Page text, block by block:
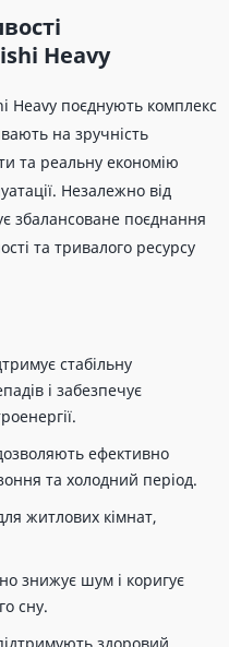
Heavy
Heavy поєднують комплекс
на зручність
та реальну економію
Незалежно від
збалансоване поєднання
та тривалого ресурсу
стабільну
і забезпечує
ефективно
та холодний період.
житлових кімнат,
знижує шум і коригує
сну.